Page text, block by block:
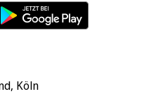
Köln